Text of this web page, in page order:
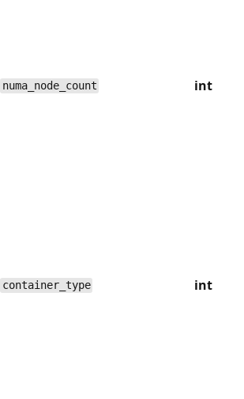
numa_node_count int
container_type int